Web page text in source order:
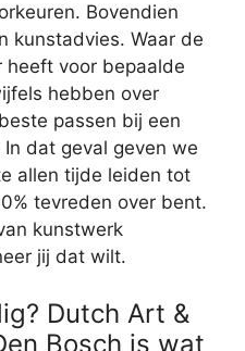
Bovendien
kunstadvies. Waar de
heeft voor bepaalde
hebben over
passen bij een
dat geval geven we
allen tijde leiden tot
tevreden over bent.
kunstwerk
jij dat wilt.
Dutch Art &
Bosch is wat